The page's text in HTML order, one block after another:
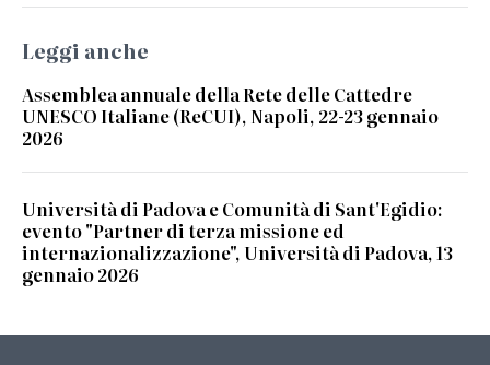
Leggi anche
Assemblea annuale della Rete delle Cattedre
UNESCO Italiane (ReCUI), Napoli, 22-23 gennaio
2026
Università di Padova e Comunità di Sant'Egidio:
evento "Partner di terza missione ed
internazionalizzazione", Università di Padova, 13
gennaio 2026